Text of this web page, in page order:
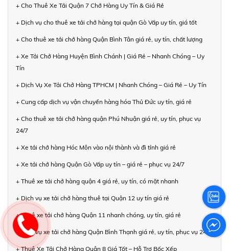
+ Cho Thuê Xe Tải Quận 7 Chở Hàng Uy Tín & Giá Rẻ
+ Dịch vụ cho thuê xe tải chở hàng tại quận Gò Vấp uy tín, giá tốt
+ Cho thuê xe tải chở hàng Quận Bình Tân giá rẻ, uy tín, chất lượng
+ Xe Tải Chở Hàng Huyện Bình Chánh | Giá Rẻ – Nhanh Chóng – Uy
Tín
+ Dịch Vụ Xe Tải Chở Hàng TPHCM | Nhanh Chóng – Giá Rẻ – Uy Tín
+ Cung cấp dịch vụ vận chuyển hàng hóa Thủ Đức uy tín, giá rẻ
+ Cho thuê xe tải chở hàng quận Phú Nhuận giá rẻ, uy tín, phục vụ
24/7
+ Xe tải chở hàng Hóc Môn vào nội thành và đi tỉnh giá rẻ
+ Xe tải chở hàng Quận Gò Vấp uy tín – giá rẻ – phục vụ 24/7
+ Thuê xe tải chở hàng quận 4 giá rẻ, uy tín, có mặt nhanh
+ Dịch vụ xe tải chở hàng thuê tại Quận 12 uy tín giá rẻ
+ Thuê xe tải chở hàng Quận 11 nhanh chóng, uy tín, giá rẻ
+ Dịch vụ xe tải chở hàng Quận Bình Thạnh giá rẻ, uy tín, phục vụ 24/7
+ Thuê Xe Tải Chở Hàng Quận 8 Giá Tốt – Hỗ Trợ Bốc Xếp